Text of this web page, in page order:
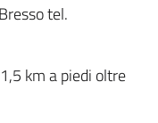
tel.
km a piedi oltre